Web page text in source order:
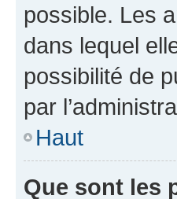
possible. Les
dans lequel
possibilité de
par
Haut
Que sont les